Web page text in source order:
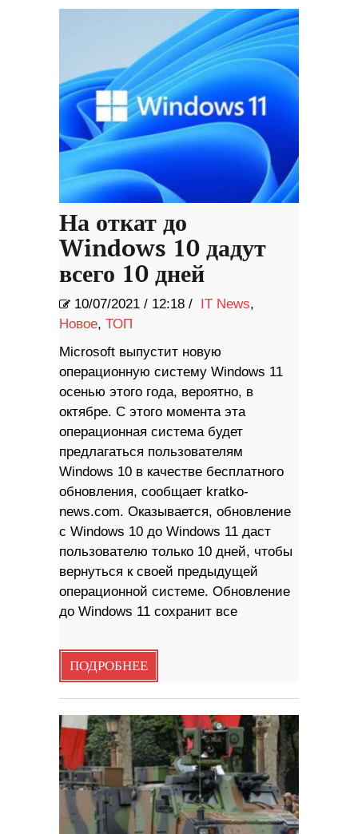
На откат до
Windows 10 дадут
всего 10 дней
10/07/2021 / 12:18 / IT News,
Новое, ТОП
Microsoft выпустит новую
операционную систему Windows 11
осенью этого года, вероятно, в
октябре. С этого момента эта
операционная система будет
предлагаться пользователям
Windows 10 в качестве бесплатного
обновления, сообщает kratko-
news.com. Оказывается, обновление
с Windows 10 до Windows 11 даст
пользователю только 10 дней, чтобы
вернуться к своей предыдущей
операционной системе. Обновление
до Windows 11 сохранит все
ПОДРОБНЕЕ